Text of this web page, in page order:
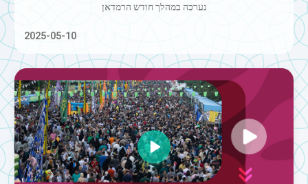
נערכה במהלך חודש הרמדאן
2025-05-10